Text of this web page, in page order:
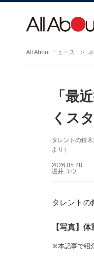
All About ニュース
「最
くス
タレントの鈴
より）
2026.05.28
堀井 ユウ
タレントの
【写真】
※本記事で紹